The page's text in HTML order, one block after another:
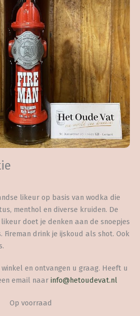
likeur op basis van wodka die
menthol en diverse kruiden. De
doet je denken aan de snoepjes
Fireman drink je ijskoud als shot. Ook
en ontvangen u graag. Heeft u
email naar info@hetoudevat.nl
Op voorraad